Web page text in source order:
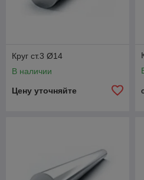
Круг ст.3 Ø14
В наличии
Цену уточняйте